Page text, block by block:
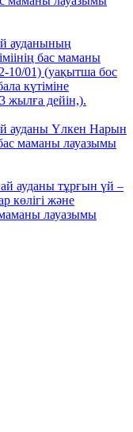
ауданының
бас маманы
10/01) (уақытша бос
күтіміне
жылға дейін,).
ауданы Үлкен Нарын
маманы лауазымы
ауданы тұрғын үй –
көлігі және
лауазымы